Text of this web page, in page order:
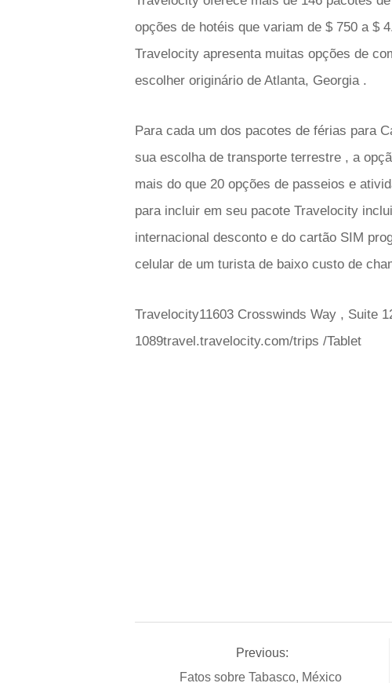
opções de hotéis que variam de $ 750 a $
Travelocity apresenta muitas opções de
escolher originário de Atlanta, Georgia .
Para cada um dos pacotes de férias para
sua escolha de transporte terrestre , a
mais do que 20 opções de passeios e
para incluir em seu pacote Travelocity
internacional desconto e do cartão SIM
celular de um turista de baixo custo de
Travelocity11603 Crosswinds Way , Suite
1089travel.travelocity.com/trips /Tablet
Previous:
Fatos sobre Tabasco, México